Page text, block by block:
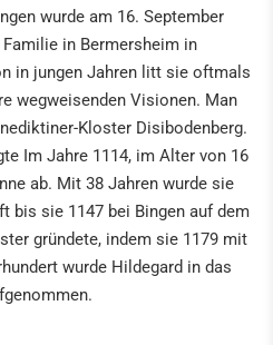
wurde am 16. September
in Bermersheim in
in jungen Jahren litt sie oftmals
wegweisenden Visionen. Man
Kloster Disibodenberg.
Im Jahre 1114, im Alter von 16
ab. Mit 38 Jahren wurde sie
bis sie 1147 bei Bingen auf dem
gründete, indem sie 1179 mit
wurde Hildegard in das